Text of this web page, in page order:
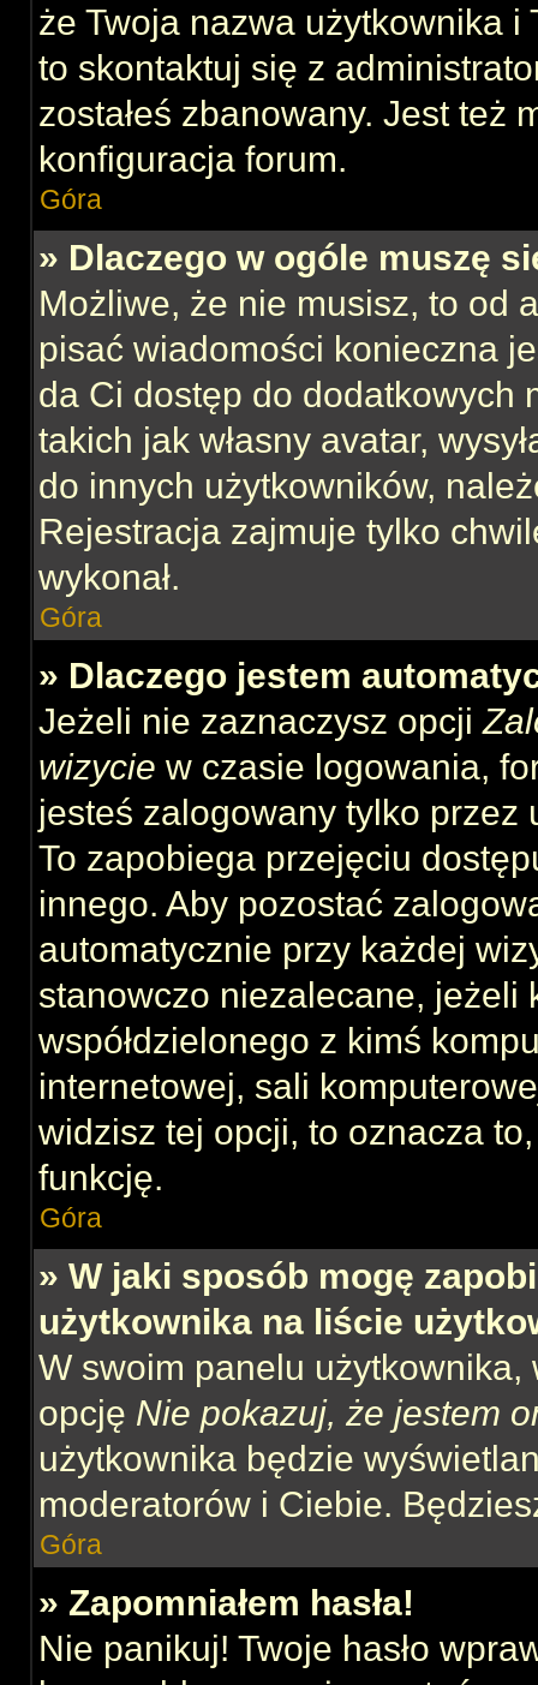
że Twoja nazwa użytkownika i
to skontaktuj się z
zostałeś zbanowany. Jest też
konfiguracja forum.
Góra
» Dlaczego w ogóle muszę
Możliwe, że nie musisz, to od
pisać wiadomości konieczna
da Ci dostęp do dodatkowych
takich jak własny avatar,
do innych użytkowników,
Rejestracja zajmuje tylko
wykonał.
Góra
» Dlaczego jestem
Jeżeli nie zaznaczysz opcji
wizycie w czasie logowania,
jesteś zalogowany tylko
To zapobiega przejęciu
innego. Aby pozostać
automatycznie przy każdej
stanowczo niezalecane, jeżeli
współdzielonego z kimś
internetowej, sali
widzisz tej opcji, to oznacza
funkcję.
Góra
» W jaki sposób mogę
użytkownika na liście
W swoim panelu użytkownika,
opcję Nie pokazuj, że jestem
użytkownika będzie
moderatorów i Ciebie.
Góra
» Zapomniałem hasła!
Nie panikuj! Twoje hasło